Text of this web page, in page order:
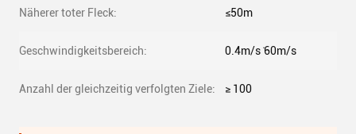
Näherer toter Fleck: ≤50m
Geschwindigkeitsbereich: 0.4m/s ̇60m/s
Anzahl der gleichzeitig verfolgten Ziele: ≥ 100